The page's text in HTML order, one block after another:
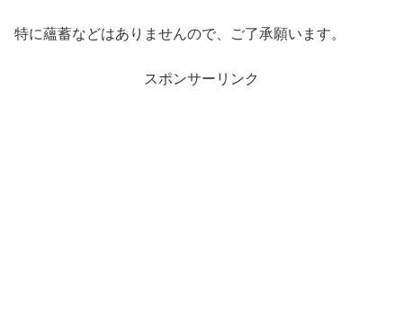
特に蘊蓄などはありませんので、ご了承願います。
スポンサーリンク